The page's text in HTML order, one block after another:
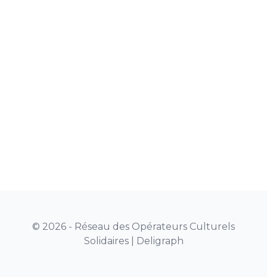
© 2026 - Réseau des Opérateurs Culturels
Solidaires | Deligraph